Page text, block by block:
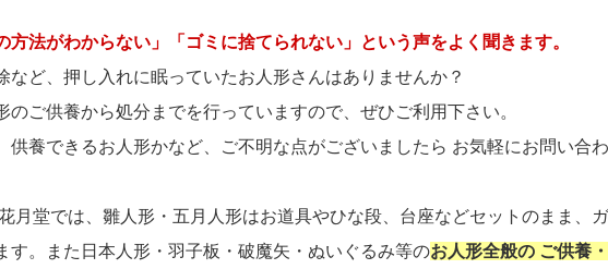
方法がわからない」「ゴミに捨てられない」という声をよく聞きます。
など、押し入れに眠っていたお人形さんはありませんか？
のご供養から処分までを行っていますので、ぜひご利用下さい。
供養できるお人形かなど、ご不明な点がございましたら お気軽にお問い合わ
月堂では、雛人形・五月人形はお道具やひな段、台座などセットのまま、
す。また日本人形・羽子板・破魔矢・ぬいぐるみ等のお人形全般の ご供養